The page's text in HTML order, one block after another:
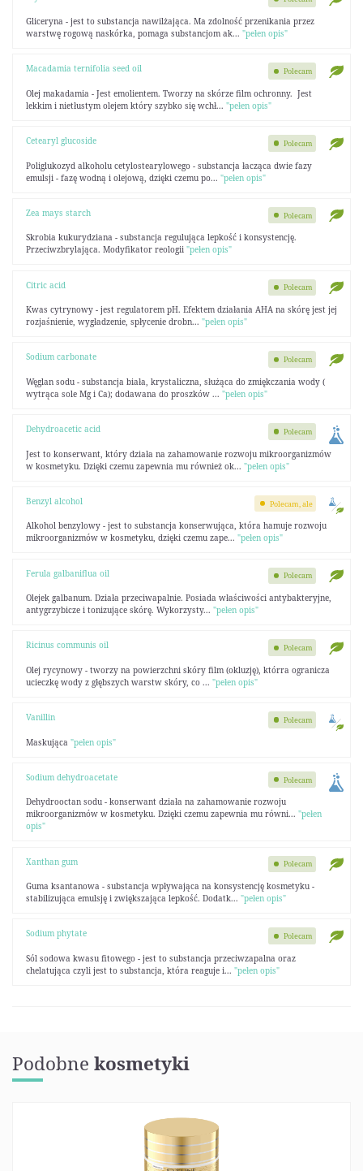
Gliceryna - jest to substancja nawilżająca. Ma zdolność przenikania przez
warstwę rogową naskórka, pomaga substancjom ak... "pełen opis"
Macadamia ternifolia seed oil
Olej makadamia - Jest emolientem. Tworzy na skórze film ochronny. Jest
lekkim i nietłustym olejem który szybko się wchł... "pełen opis"
Polecam
Cetearyl glucoside
Poliglukozyd alkoholu cetylostearylowego - substancja łacząca dwie fazy
emulsji - fazę wodną i olejową, dzięki czemu po... "pełen opis"
Polecam
Zea mays starch
Skrobia kukurydziana - substancja regulująca lepkość i konsystencję.
Przeciwzbrylająca. Modyfikator reologii "pełen opis"
Polecam
Citric acid
Kwas cytrynowy - jest regulatorem pH. Efektem działania AHA na skórę jest jej
rozjaśnienie, wygładzenie, spłycenie drobn... "pełen opis"
Polecam
Sodium carbonate
Węglan sodu - substancja biała, krystaliczna, służąca do zmiękczania wody (
wytrąca sole Mg i Ca); dodawana do proszków ... "pełen opis"
Polecam
Dehydroacetic acid
Jest to konserwant, który działa na zahamowanie rozwoju mikroorganizmów
w kosmetyku. Dzięki czemu zapewnia mu również ok... "pełen opis"
Polecam
Benzyl alcohol
Alkohol benzylowy - jest to substancja konserwująca, która hamuje rozwoju
mikroorganizmów w kosmetyku, dzięki czemu zape... "pełen opis"
Polecam, ale
Ferula galbaniflua oil
Olejek galbanum. Działa przeciwapalnie. Posiada właściwości antybakteryjne,
antygrzybicze i tonizujące skórę. Wykorzysty... "pełen opis"
Polecam
Ricinus communis oil
Olej rycynowy - tworzy na powierzchni skóry film (okluzję), którra ogranicza
ucieczkę wody z głębszych warstw skóry, co ... "pełen opis"
Polecam
Vanillin
Maskująca "pełen opis"
Polecam
Sodium dehydroacetate
Dehydrooctan sodu - konserwant działa na zahamowanie rozwoju
mikroorganizmów w kosmetyku. Dzięki czemu zapewnia mu równi... "pełen
opis"
Polecam
Xanthan gum
Guma ksantanowa - substancja wpływająca na konsystencję kosmetyku -
stabilizująca emulsję i zwiększająca lepkość. Dodatk... "pełen opis"
Polecam
Sodium phytate
Sól sodowa kwasu fitowego - jest to substancja przeciwzapalna oraz
chelatująca czyli jest to substancja, która reaguje i... "pełen opis"
Polecam
Podobne kosmetyki